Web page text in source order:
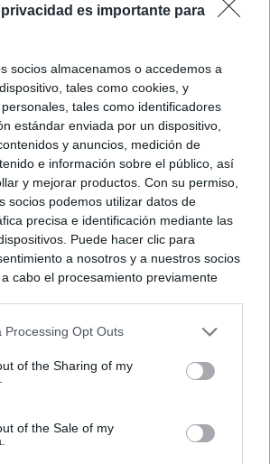
es importante para
socios almacenamos o accedemos a
tales como cookies, y
tales como identificadores
estándar enviada por un dispositivo,
y anuncios, medición de
e información sobre el público, así
y mejorar productos. Con su permiso,
socios podemos utilizar datos de
precisa e identificación mediante las
Puede hacer clic para
a nosotros y a nuestros socios
cabo el procesamiento previamente
Tenga en cuenta que algún
pero usted tiene el derecho de
Sus preferencias se aplicarán
entrando de nuevo en este sitio web o
de privacidad.
Processing Opt Outs
of the Sharing of my
of the Sale of my